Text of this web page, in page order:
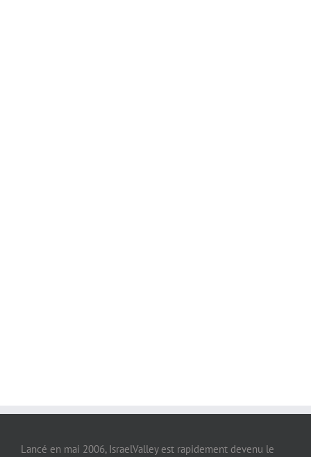
Lancé en mai 2006, IsraelValley est rapidement devenu le